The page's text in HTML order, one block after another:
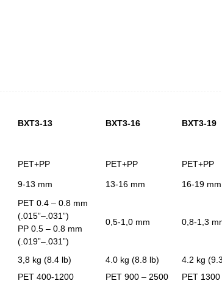
BXT3-13 BXT3-16 BXT3-19
PET+PP PET+PP PET+PP
9-13 mm 13-16 mm 16-19 mm
PET 0.4 – 0.8 mm
(.015”–.031”)
PP 0.5 – 0.8 mm
(.019”–.031”)
0,5-1,0 mm 0,8-1,3
3,8 kg (8.4 lb) 4.0 kg (8.8 lb) 4.2 kg
PET 400-1200
PET 900 – 2500
PET